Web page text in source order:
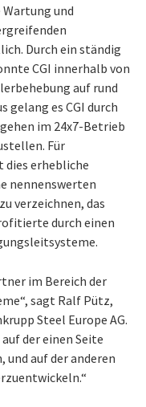
und
Durch ein ständig
CGI innerhalb von
auf rund
gelang es CGI durch
im 24x7-Betrieb
Für
dies erhebliche
nennenswerten
verzeichnen, das
durch einen
im Bereich der
sagt Ralf Pütz,
Steel Europe AG.
der einen Seite
auf der anderen